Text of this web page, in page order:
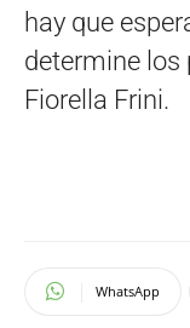
hay que
determine los
Fiorella Frini.
WhatsApp